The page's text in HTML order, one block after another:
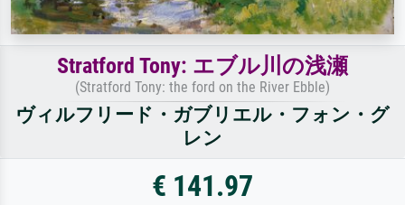
Stratford Tony: エブル川の浅瀬
(Stratford Tony: the ford on the River Ebble)
ヴィルフリード・ガブリエル・フォン・グ
レン
€ 141.97